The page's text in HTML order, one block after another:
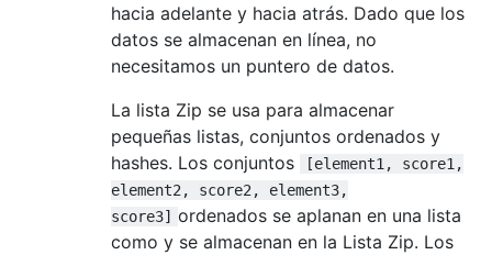
hacia adelante y hacia atrás. Dado que los
datos se almacenan en línea, no
necesitamos un puntero de datos.
La lista Zip se usa para almacenar
pequeñas listas, conjuntos ordenados y
hashes. Los conjuntos
[element1, score1,
element2, score2, element3,
score3] ordenados se aplanan en una lista
como y se almacenan en la Lista Zip. Los